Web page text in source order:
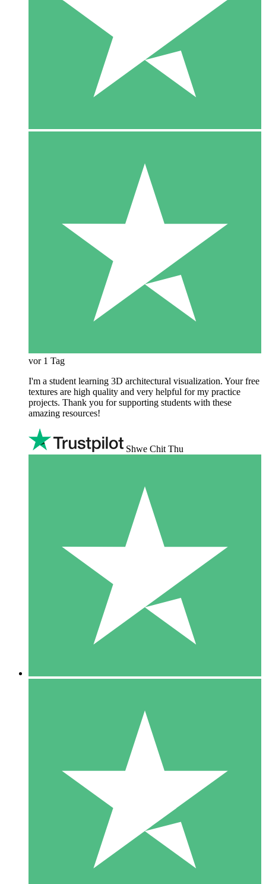
vor 1 Tag
I'm a student learning 3D architectural visualization. Your free
textures are high quality and very helpful for my practice
projects. Thank you for supporting students with these
amazing resources!
Shwe Chit Thu